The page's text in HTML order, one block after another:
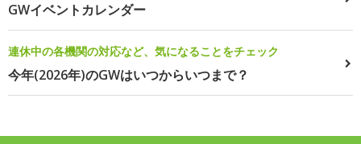
GWイベントカレンダー
連休中の各機関の対応など、気になることをチェック
今年(2026年)のGWはいつからいつまで？